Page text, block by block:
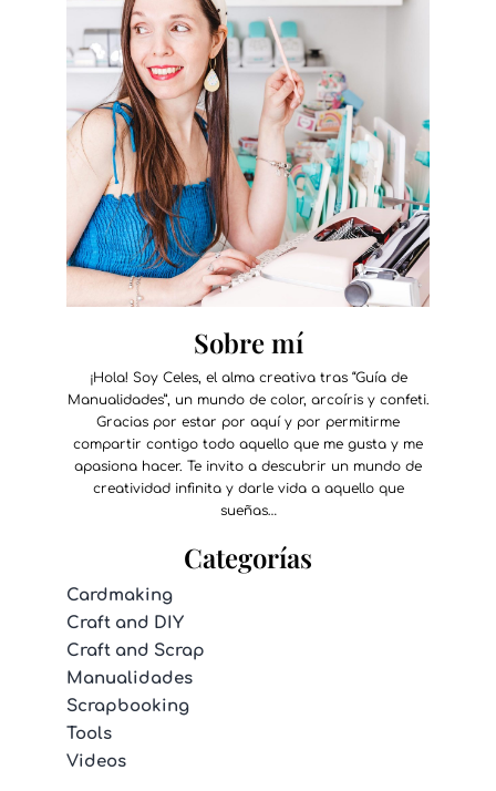
Sobre mí
¡Hola! Soy Celes, el alma creativa tras “Guía de
Manualidades”, un mundo de color, arcoíris y confeti.
Gracias por estar por aquí y por permitirme
compartir contigo todo aquello que me gusta y me
apasiona hacer. Te invito a descubrir un mundo de
creatividad infinita y darle vida a aquello que
sueñas…
Categorías
Cardmaking
Craft and DIY
Craft and Scrap
Manualidades
Scrapbooking
Tools
Videos